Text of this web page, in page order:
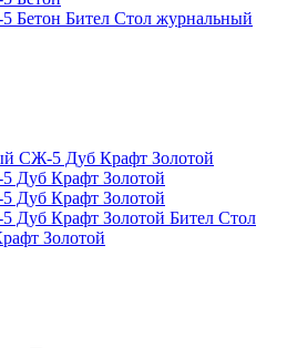
Бител Стол журнальный
Бител Стол
Золотой